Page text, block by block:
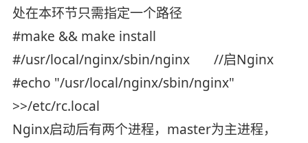
处在本环节只需指定一个路径
#make && make install
#/usr/local/nginx/sbin/nginx //启Nginx
#echo "/usr/local/nginx/sbin/nginx"
>>/etc/rc.local
Nginx启动后有两个进程，master为主进程，